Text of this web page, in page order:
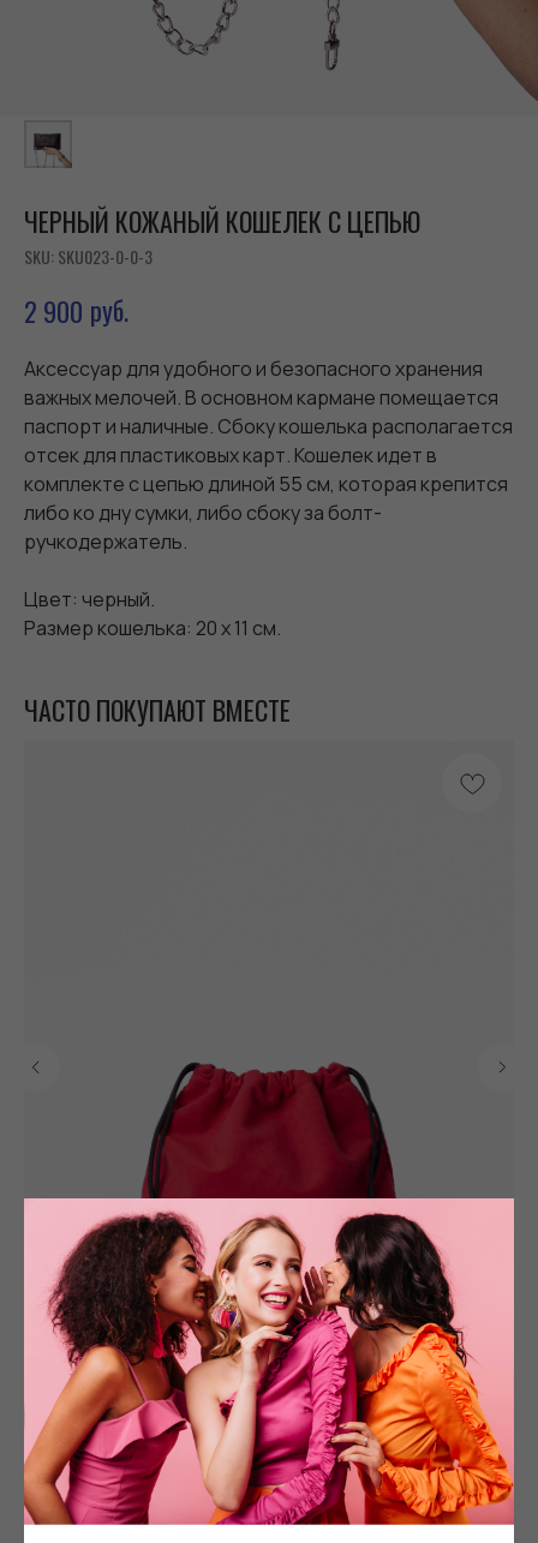
ЧЕРНЫЙ КОЖАНЫЙ КОШЕЛЕК С ЦЕПЬЮ
SKU:SKU023-0-0-3
2 900 руб.
Аксессуар для удобного и безопасного хранения
важных мелочей. В основном кармане помещается
паспорт и наличные. Сбоку кошелька располагается
отсек для пластиковых карт. Кошелек идет в
комплекте с цепью длиной 55 см, которая крепится
либо ко дну сумки, либо сбоку за болт-
ручкодержатель.
Цвет: черный.
Размер кошелька: 20 х 11 см.
ЧАСТО ПОКУПАЮТ ВМЕСТЕ
МЕШОК ДЛЯ СУМКИ | КРАСНЫЙ
1 900руб.